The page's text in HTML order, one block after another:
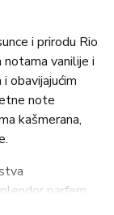
i prirodu Rio
notama vanilije i
obavijajućim
note
kašmerana,
parfem
provodi